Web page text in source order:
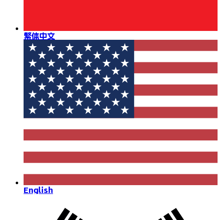
繁体中文
English